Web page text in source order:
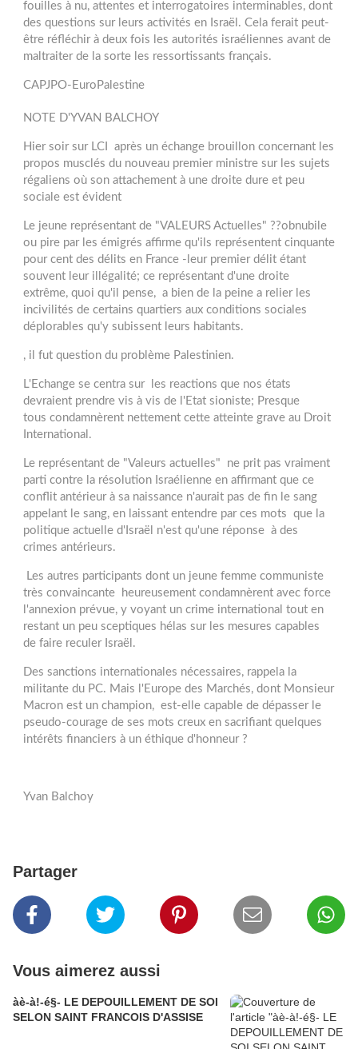
fouilles à nu, attentes et interrogatoires interminables, dont
des questions sur leurs activités en Israël. Cela ferait peut-
être réfléchir à deux fois les autorités israéliennes avant de
maltraiter de la sorte les ressortissants français.
CAPJPO-EuroPalestine
NOTE D'YVAN BALCHOY
Hier soir sur LCI après un échange brouillon concernant les
propos musclés du nouveau premier ministre sur les sujets
régaliens où son attachement à une droite dure et peu
sociale est évident
Le jeune représentant de "VALEURS Actuelles" ??obnubile
ou pire par les émigrés affirme qu'ils représentent cinquante
pour cent des délits en France -leur premier délit étant
souvent leur illégalité; ce représentant d'une droite
extrême, quoi qu'il pense, a bien de la peine a relier les
incivilités de certains quartiers aux conditions sociales
déplorables qu'y subissent leurs habitants.
, il fut question du problème Palestinien.
L'Echange se centra sur les reactions que nos états
devraient prendre vis à vis de l'Etat sioniste; Presque
tous condamnèrent nettement cette atteinte grave au Droit
International.
Le représentant de "Valeurs actuelles" ne prit pas vraiment
parti contre la résolution Israélienne en affirmant que ce
conflit antérieur à sa naissance n'aurait pas de fin le sang
appelant le sang, en laissant entendre par ces mots que la
politique actuelle d'Israël n'est qu'une réponse à des
crimes antérieurs.
Les autres participants dont un jeune femme communiste
très convaincante heureusement condamnèrent avec force
l'annexion prévue, y voyant un crime international tout en
restant un peu sceptiques hélas sur les mesures capables
de faire reculer Israël.
Des sanctions internationales nécessaires, rappela la
militante du PC. Mais l'Europe des Marchés, dont Monsieur
Macron est un champion, est-elle capable de dépasser le
pseudo-courage de ses mots creux en sacrifiant quelques
intérêts financiers à un éthique d'honneur ?
Yvan Balchoy
Partager
Vous aimerez aussi
àè-à!-é§- LE DEPOUILLEMENT DE SOI
SELON SAINT FRANCOIS D'ASSISE